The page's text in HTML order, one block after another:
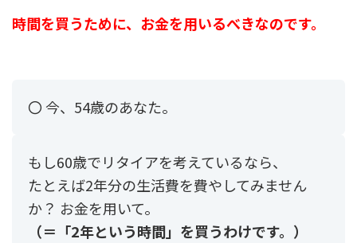
時間を買うために、お金を用いるべきなのです。
〇 今、54歳のあなた。
もし60歳でリタイアを考えているなら、
たとえば2年分の生活費を費やしてみません
か？ お金を用いて。
（＝「2年という時間」を買うわけです。）